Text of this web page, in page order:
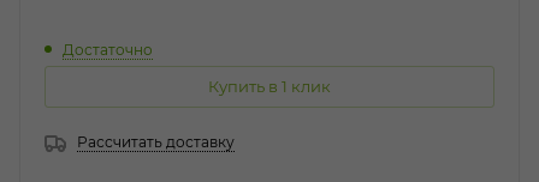
Достаточно
Купить в 1 клик
Рассчитать доставку